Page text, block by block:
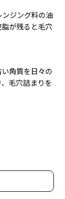
ジング料の油
が残ると毛穴
角質を日々の
毛穴詰まりを